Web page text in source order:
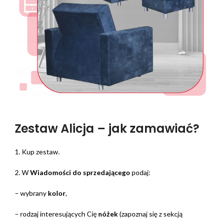
Zestaw Alicja – jak zamawiać?
1. Kup zestaw.
2. WWiadomości do sprzedającego podaj:
– wybrany kolor,
– rodzaj interesujących Cię nóżek(zapoznaj się z sekcją